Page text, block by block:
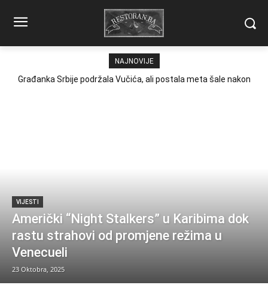
NAJNOVIJE
Građanka Srbije podržala Vučića, ali postala meta šale nakon
VIJESTI
Američki “Night Stalkers” u Karibima dok
rastu strahovi od promjene režima u
Venecueli
23 Oktobra, 2025